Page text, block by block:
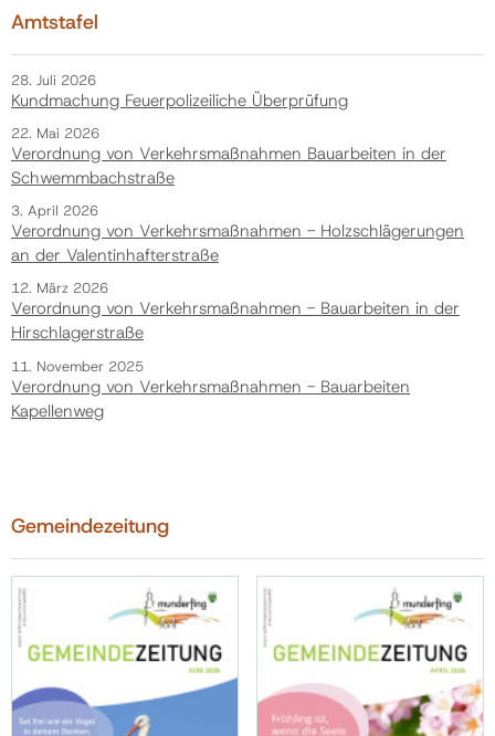
Amtstafel
28. Juli 2026
Kundmachung Feuerpolizeiliche Überprüfung
22. Mai 2026
Verordnung von Verkehrsmaßnahmen Bauarbeiten in der
Schwemmbachstraße
3. April 2026
Verordnung von Verkehrsmaßnahmen - Holzschlägerungen
an der Valentinhafterstraße
12. März 2026
Verordnung von Verkehrsmaßnahmen - Bauarbeiten in der
Hirschlagerstraße
11. November 2025
Verordnung von Verkehrsmaßnahmen - Bauarbeiten
Kapellenweg
Gemeindezeitung